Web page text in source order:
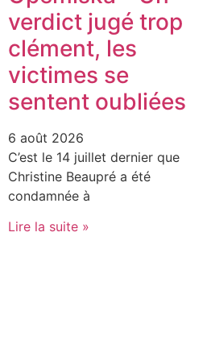
verdict jugé trop
clément, les
victimes se
sentent oubliées
6 août 2026
C’est le 14 juillet dernier que
Christine Beaupré a été
condamnée à
Lire la suite »